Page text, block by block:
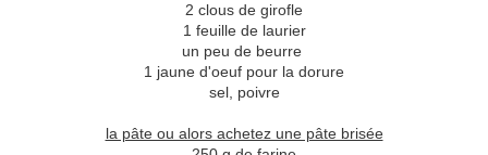
2 clous de girofle
1 feuille de laurier
un peu de beurre
1 jaune d'oeuf pour la dorure
sel, poivre
la pâte ou alors achetez une pâte brisée